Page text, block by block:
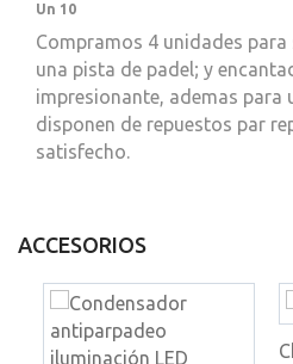
Un 10
Compramos 4 unidades
una pista de padel; y
impresionante, ademas para
disponen de repuestos par
satisfecho.
ACCESORIOS